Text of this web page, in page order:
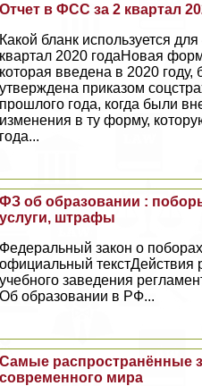
Отчет в ФСС за 2 квартал
Какой бланк используется
квартал 2020 годаНовая
которая введена в 2020 году,
утверждена приказом
прошлого года, когда были
изменения в ту форму,
года...
ФЗ об образовании :
услуги, штрафы
Федеральный закон о
официальный текстДействия
учебного заведения
Об образовании в РФ...
Самые распространённые
современного мира